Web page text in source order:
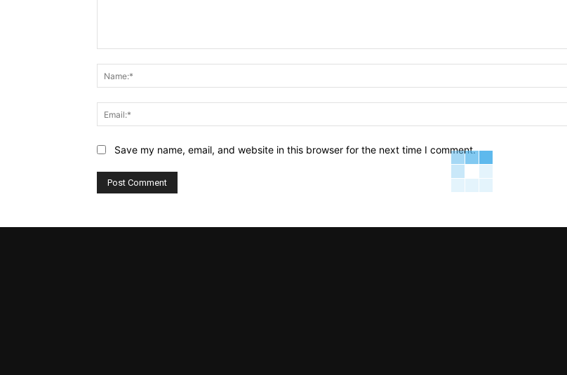
Website:Save my name, email, and website in this browser for the next time I comment.